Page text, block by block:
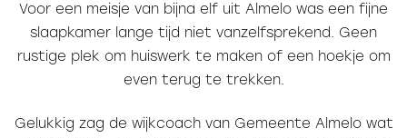
Voor een meisje van bijna elf uit Almelo was een fijne
slaapkamer lange tijd niet vanzelfsprekend. Geen
rustige plek om huiswerk te maken of een hoekje om
even terug te trekken.
Gelukkig zag de wijkcoach van Gemeente Almelo wat